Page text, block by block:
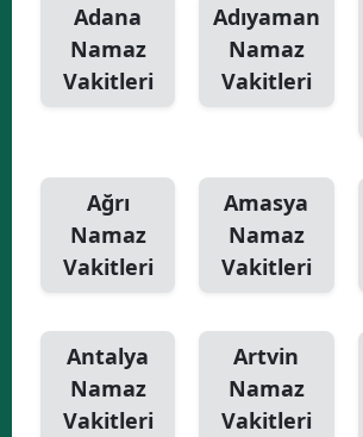
Şırnak
Bartın
Ardahan
Yalova
Karabük
Osmaniye
Düzce
Adana
Namaz
Vakitleri
Adıyaman
Namaz
Vakitleri
Ağrı
Namaz
Vakitleri
Amasya
Namaz
Vakitleri
Antalya
Namaz
Vakitleri
Artvin
Namaz
Vakitleri